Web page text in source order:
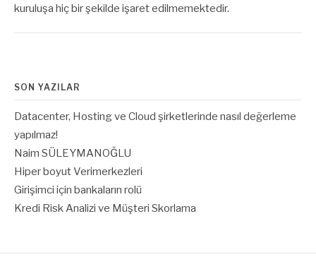
kuruluşa hiç bir şekilde işaret edilmemektedir.
SON YAZILAR
Datacenter, Hosting ve Cloud şirketlerinde nasıl değerleme
yapılmaz!
Naim SÜLEYMANOĞLU
Hiper boyut Verimerkezleri
Girişimci için bankaların rolü
Kredi Risk Analizi ve Müşteri Skorlama